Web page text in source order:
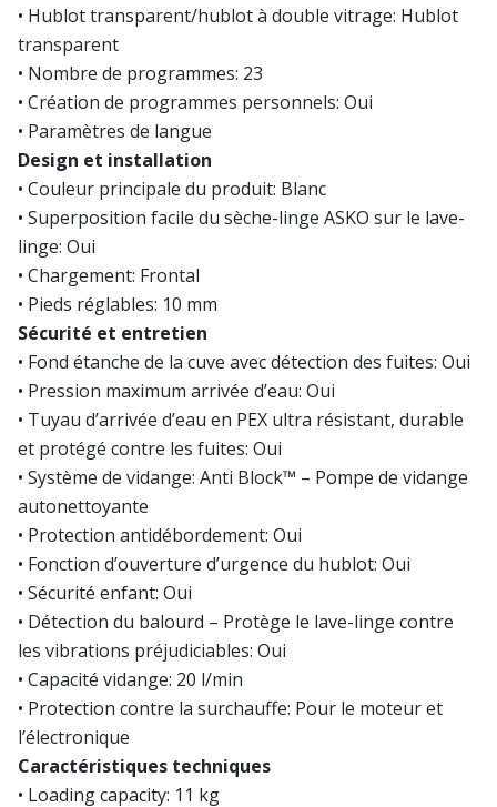
• Hublot transparent/hublot à double vitrage: Hublot
transparent
• Nombre de programmes: 23
• Création de programmes personnels: Oui
• Paramètres de langue
Design et installation
• Couleur principale du produit: Blanc
• Superposition facile du sèche-linge ASKO sur le lave-
linge: Oui
• Chargement: Frontal
• Pieds réglables: 10 mm
Sécurité et entretien
• Fond étanche de la cuve avec détection des fuites: Oui
• Pression maximum arrivée d’eau: Oui
• Tuyau d’arrivée d’eau en PEX ultra résistant, durable
et protégé contre les fuites: Oui
• Système de vidange: Anti Block™ – Pompe de vidange
autonettoyante
• Protection antidébordement: Oui
• Fonction d’ouverture d’urgence du hublot: Oui
• Sécurité enfant: Oui
• Détection du balourd – Protège le lave-linge contre
les vibrations préjudiciables: Oui
• Capacité vidange: 20 l/min
• Protection contre la surchauffe: Pour le moteur et
l’électronique
Caractéristiques techniques
• Loading capacity: 11 kg